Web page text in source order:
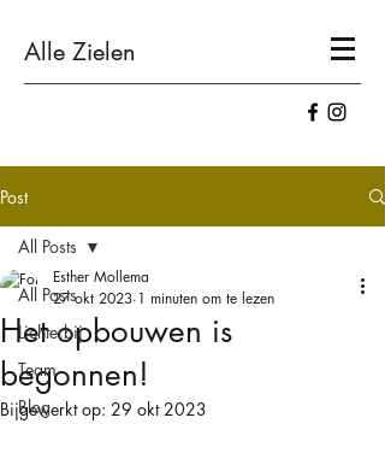
Alle Zielen
Post
All Posts
Lichterbij
Team
Blog
All Posts
Het opbouwen is
begonnen!
Esther Mollema
27 okt 2023 1 minuten om te lezen
Bijgewerkt op: 29 okt 2023